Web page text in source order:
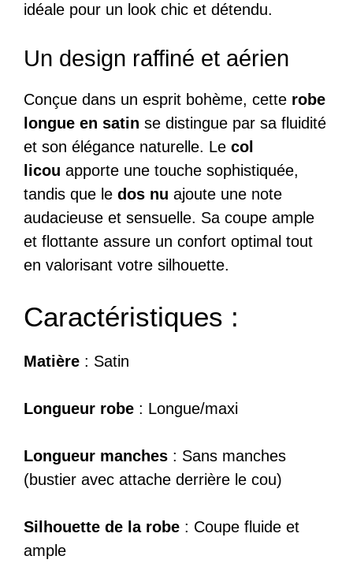
idéale pour un look chic et détendu.
Un design raffiné et aérien
Conçue dans un esprit bohème, cette robe
longue en satin se distingue par sa fluidité
et son élégance naturelle. Le col
licou apporte une touche sophistiquée,
tandis que le dos nu ajoute une note
audacieuse et sensuelle. Sa coupe ample
et flottante assure un confort optimal tout
en valorisant votre silhouette.
Caractéristiques :
Matière : Satin
Longueur robe : Longue/maxi
Longueur manches : Sans manches
(bustier avec attache derrière le cou)
Silhouette de la robe : Coupe fluide et
ample